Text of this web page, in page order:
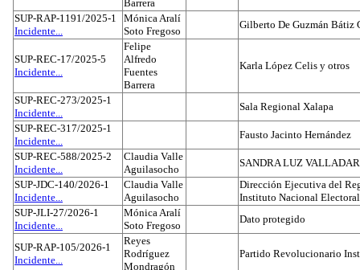
Barrera
SUP-RAP-1191/2025-1
Incidente...
Mónica Aralí
Soto Fregoso
Gilberto De Guzmán Bátiz
SUP-REC-17/2025-5
Incidente...
Felipe
Alfredo
Fuentes
Barrera
Karla López Celis y otros
SUP-REC-273/2025-1
Incidente...
Sala Regional Xalapa
SUP-REC-317/2025-1
Incidente...
Fausto Jacinto Hernández
SUP-REC-588/2025-2
Incidente...
Claudia Valle
Aguilasocho
SANDRA LUZ
SUP-JDC-140/2026-1
Incidente...
Claudia Valle
Aguilasocho
Dirección Ejecutiva del
Instituto Nacional Electoral
SUP-JLI-27/2026-1
Incidente...
Mónica Aralí
Soto Fregoso
Dato protegido
SUP-RAP-105/2026-1
Incidente...
Reyes
Rodríguez
Mondragón
Partido Revolucionario